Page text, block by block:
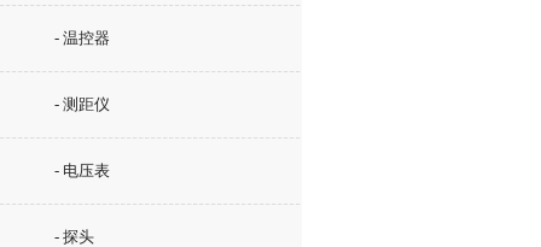
- 温控器
- 测距仪
- 电压表
- 探头